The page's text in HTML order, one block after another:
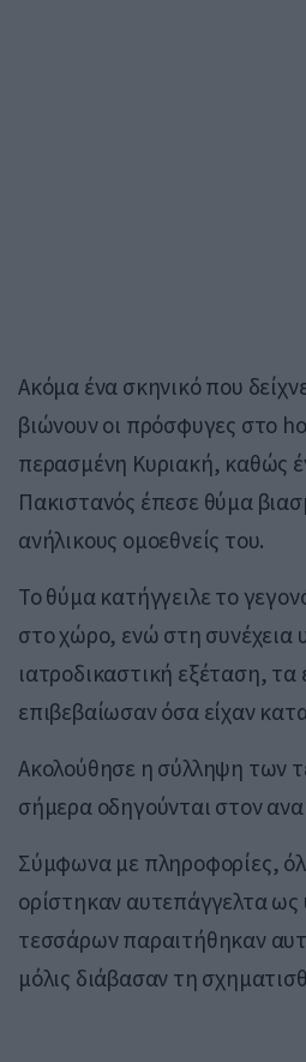
Ακόμα ένα σκηνικό που
βιώνουν οι πρόσφυγες στο
περασμένη Κυριακή, καθώς
Πακιστανός έπεσε θύμα
ανήλικους ομοεθνείς του.
Το θύμα κατήγγειλε το
στο χώρο, ενώ στη συνέχεια
ιατροδικαστική εξέταση,
επιβεβαίωσαν όσα είχαν
Ακολούθησε η σύλληψη των
σήμερα οδηγούνται στον
Σύμφωνα με πληροφορίες,
ορίστηκαν αυτεπάγγελτα
τεσσάρων παραιτήθηκαν
μόλις διάβασαν τη